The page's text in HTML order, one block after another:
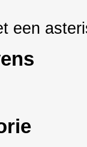
een